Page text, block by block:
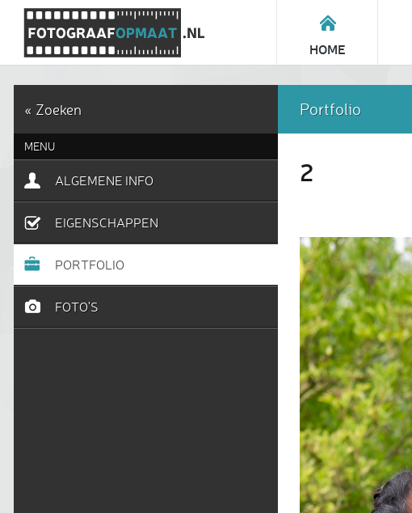
HOME
« Zoeken
MENU
ALGEMENE INFO
EIGENSCHAPPEN
PORTFOLIO
FOTO'S
Portfolio
2